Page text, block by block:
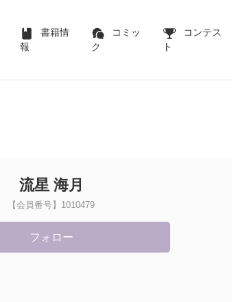
書籍情
報
コミッ
ク
コンテス
ト
流星 海月
【会員番号】1010479
フォロー